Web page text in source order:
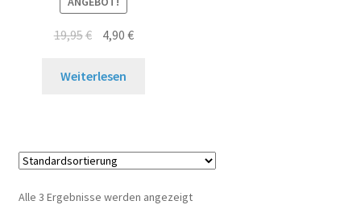
19,95€ Ursprünglicher
war:
4,90 €Aktueller
Weiterlesen
Alle 3 Ergebnisse werden angezeigt